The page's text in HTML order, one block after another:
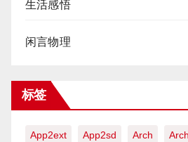
生活感悟
闲言物理
标签
App2ext App2sd Arch